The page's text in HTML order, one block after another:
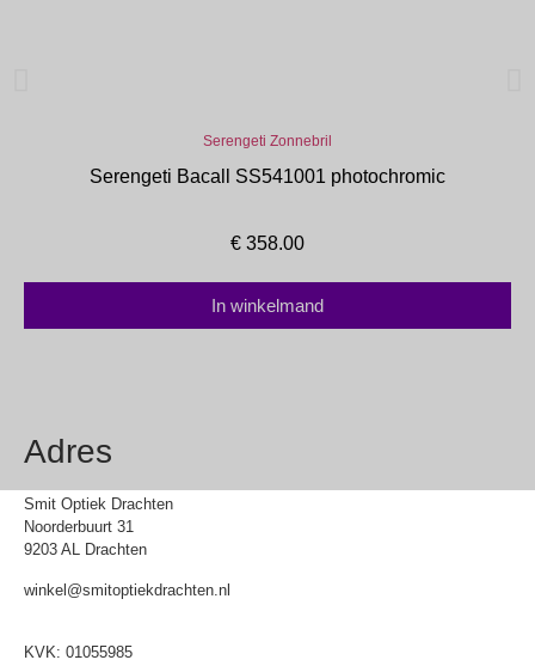
Serengeti Zonnebril
Serengeti Bacall SS541001 photochromic
€ 358.00
In winkelmand
Adres
Smit Optiek Drachten
Noorderbuurt 31
9203 AL Drachten
winkel@smitoptiekdrachten.nl
KVK: 01055985